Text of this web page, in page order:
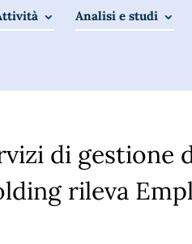
Analisi e studi
di gestione
rileva